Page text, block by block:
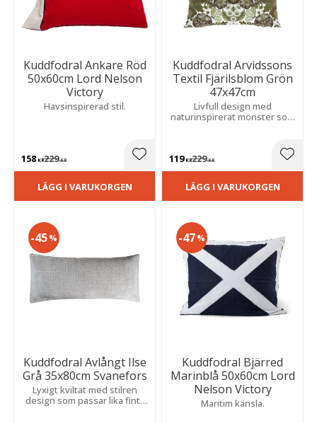
Kuddfodral Ankare Röd
50x60cm Lord Nelson
Victory
Havsinspirerad stil.
158 KR229KR Lägg till i favoriter
LÄGG I VARUKORGEN
Kuddfodral Arvidssons
Textil Fjärilsblom Grön
47x47cm
Livfull design med
naturinspirerat mönster som
119KR229KR
LÄGG I VARUKORGEN
Kuddfodral Avlångt Ilse
Grå 35x80cm Svanefors
Lyxigt kviltat med stilren
design som passar lika fint i
45%
Kuddfodral Bjärred
Marinblå 50x60cm Lord
Nelson Victory
Maritim känsla.
47%